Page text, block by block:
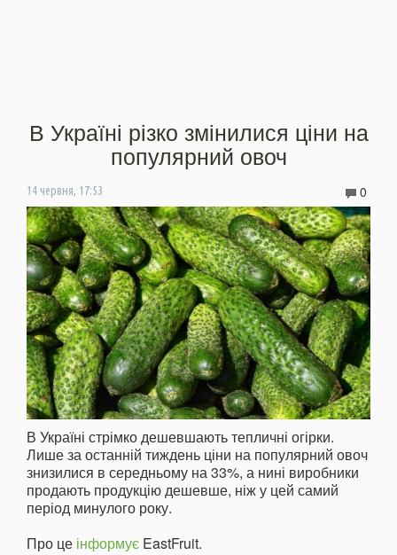
В Україні різко змінилися ціни на
популярний овоч
14 червня, 17:53 0
В Україні стрімко дешевшають тепличні огірки.
Лише за останній тиждень ціни на популярний овоч
знизилися в середньому на 33%, а нині виробники
продають продукцію дешевше, ніж у цей самий
період минулого року.
Про це інформує EastFruit.